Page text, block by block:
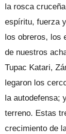
la rosca
espíritu, fuerza
los obreros, los
de nuestros
Tupac Katari,
legaron los
la autodefensa;
terreno. Estas
crecimiento de